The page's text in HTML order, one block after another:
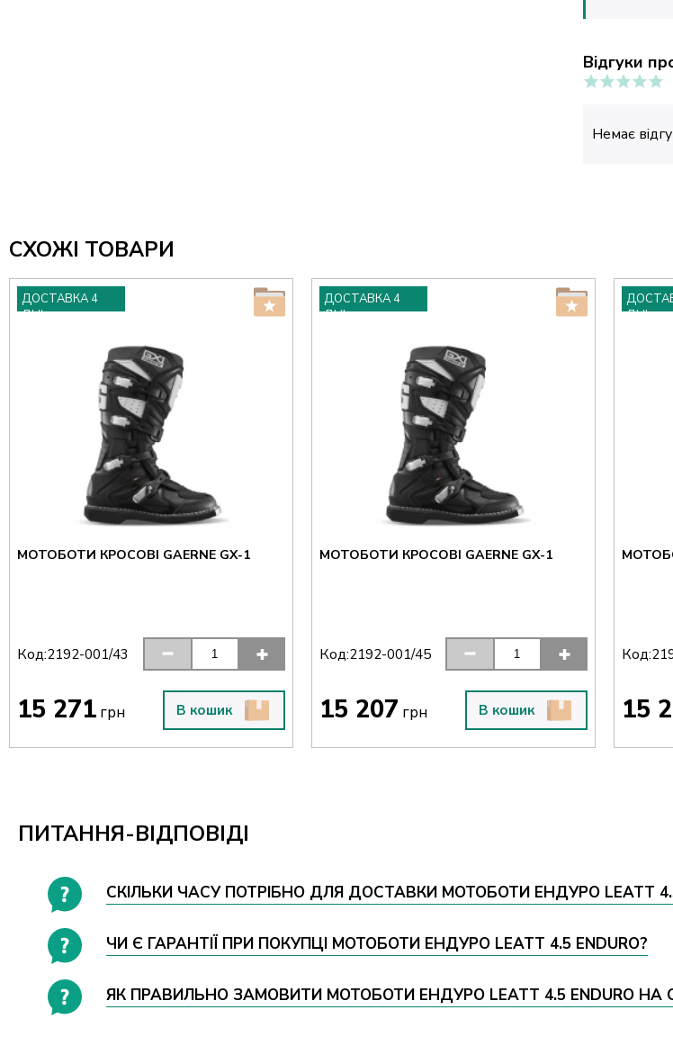
Відгуки
Немає
СХОЖІ ТОВАРИ
ДОСТАВКА 4
ДНІ
МОТОБОТИ КРОСОВІ GAERNE GX-1
Код:2192-001/43
15 271 грн В кошик
ДОСТАВКА 4
ДНІ
МОТОБОТИ КРОСОВІ GAERNE GX-1
Код:2192-001/45
15 207 грн В кошик
ДНІ
Код:
15
ПИТАННЯ-ВІДПОВІДІ
СКІЛЬКИ ЧАСУ ПОТРІБНО ДЛЯ ДОСТАВКИ МОТОБОТИ ЕНДУРО LEATT
ЧИ Є ГАРАНТІЇ ПРИ ПОКУПЦІ МОТОБОТИ ЕНДУРО LEATT 4.5 ENDURO?
ЯК ПРАВИЛЬНО ЗАМОВИТИ МОТОБОТИ ЕНДУРО LEATT 4.5 ENDURO НА